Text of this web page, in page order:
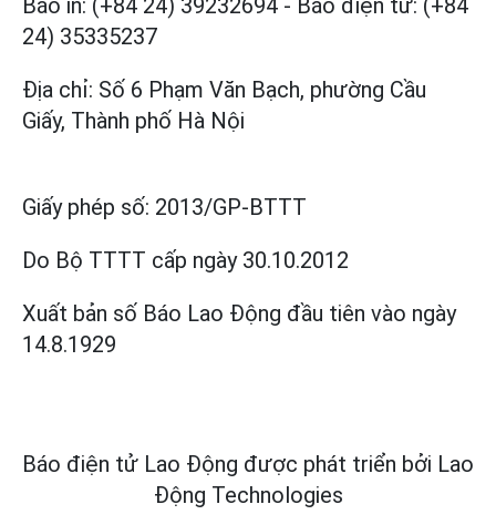
Báo in: (+84 24) 39232694 - Báo điện tử: (+84
24) 35335237
Địa chỉ: Số 6 Phạm Văn Bạch, phường Cầu
Giấy, Thành phố Hà Nội
Giấy phép số: 2013/GP-BTTT
Do Bộ TTTT cấp ngày 30.10.2012
Xuất bản số Báo Lao Động đầu tiên vào ngày
14.8.1929
Báo điện tử Lao Động được phát triển bởi Lao
Động Technologies